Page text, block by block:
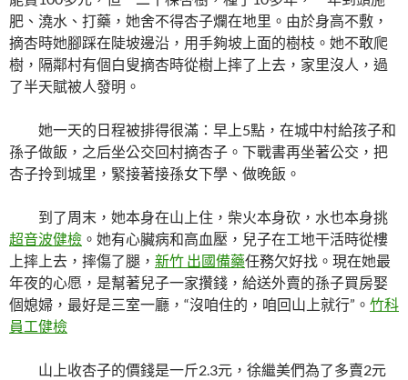
肥、澆水、打藥，她舍不得杏子爛在地里。由於身高不敷，
摘杏時她腳踩在陡坡邊沿，用手夠坡上面的樹枝。她不敢爬
樹，隔鄰村有個白叟摘杏時從樹上摔了上去，家里沒人，過
了半天賦被人發明。
她一天的日程被排得很滿：早上5點，在城中村給孩子和
孫子做飯，之后坐公交回村摘杏子。下戰書再坐著公交，把
杏子拎到城里，緊接著接孫女下學、做晚飯。
到了周末，她本身在山上住，柴火本身砍，水也本身挑
超音波健檢 。她有心臟病和高血壓，兒子在工地干活時從樓
上摔上去，摔傷了腿， 新竹 出國備藥任務欠好找。現在她最
年夜的心愿，是幫著兒子一家攢錢，給送外賣的孫子買房娶
個媳婦，最好是三室一廳，“沒咱住的，咱回山上就行”。 竹科
員工健檢
山上收杏子的價錢是一斤2.3元，徐繼美們為了多賣2元